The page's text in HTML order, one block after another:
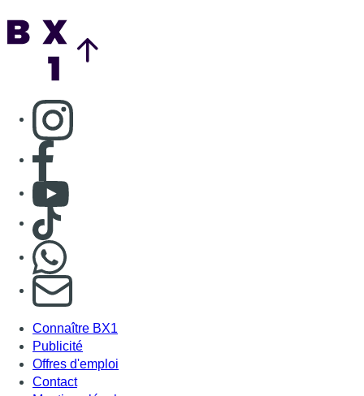
Consulter page Instagram
Consulter page Facebook
Consulter Youtube
Consulter TikTok
S'abonner à notre newsletter
Connaître BX1
Publicité
Offres d'emploi
Contact